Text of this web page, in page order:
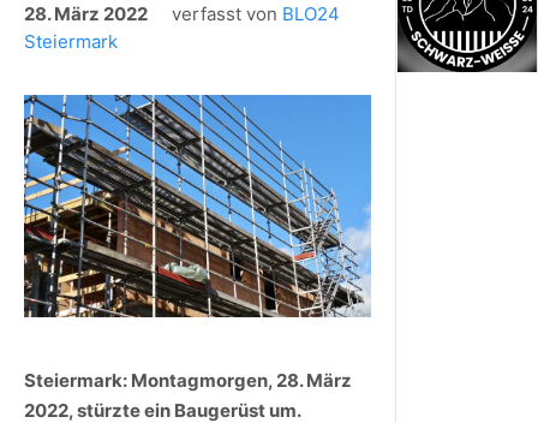
28. März 2022 verfasst von BLO24
Steiermark
Steiermark: Montagmorgen, 28. März
2022, stürzte ein Baugerüst um.